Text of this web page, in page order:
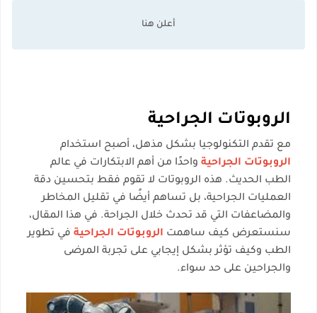
الروبوتات الجراحية
مع تقدم التكنولوجيا بشكل مذهل، أصبح استخدام
الروبوتات الجراحية واحدًا من أهم الابتكارات في عالم
الطب الحديث. هذه الروبوتات لا تقوم فقط بتحسين دقة
العمليات الجراحية، بل تساهم أيضًا في تقليل المخاطر
والمضاعفات التي قد تحدث خلال الجراحة. في هذا المقال،
سنستعرض كيف ساهمت الروبوتات الجراحية في تطوير
الطب وكيف تؤثر بشكل إيجابي على تجربة المرضى
والجراحين على حد سواء.